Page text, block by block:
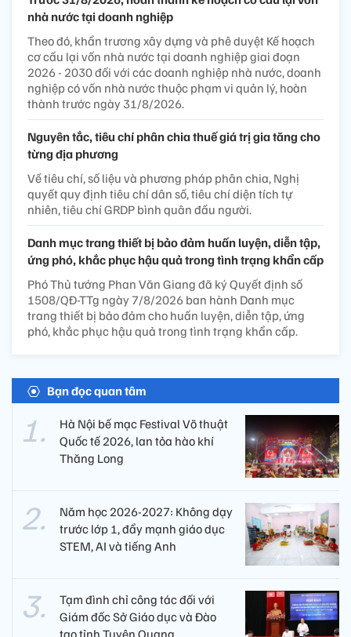
nhà nước tại doanh nghiệp
Theo đó, khẩn trương xây dựng và phê duyệt Kế hoạch
cơ cấu lại vốn nhà nước tại doanh nghiệp giai đoạn
2026 - 2030 đối với các doanh nghiệp nhà nước, doanh
nghiệp có vốn nhà nước thuộc phạm vi quản lý, hoàn
thành trước ngày 31/8/2026.
Nguyên tắc, tiêu chí phân chia thuế giá trị gia tăng cho
từng địa phương
Về tiêu chí, số liệu và phương pháp phân chia, Nghị
quyết quy định tiêu chí dân số, tiêu chí diện tích tự
nhiên, tiêu chí GRDP bình quân đầu người.
Danh mục trang thiết bị bảo đảm huấn luyện, diễn tập,
ứng phó, khắc phục hậu quả trong tình trạng khẩn cấp
Phó Thủ tướng Phan Văn Giang đã ký Quyết định số
1508/QĐ-TTg ngày 7/8/2026 ban hành Danh mục
trang thiết bị bảo đảm cho huấn luyện, diễn tập, ứng
phó, khắc phục hậu quả trong tình trạng khẩn cấp.
Bạn đọc quan tâm
Hà Nội bế mạc Festival Võ thuật
Quốc tế 2026, lan tỏa hào khí
Thăng Long
Năm học 2026-2027: Không dạy
trước lớp 1, đẩy mạnh giáo dục
STEM, AI và tiếng Anh
Tạm đình chỉ công tác đối với
Giám đốc Sở Giáo dục và Đào